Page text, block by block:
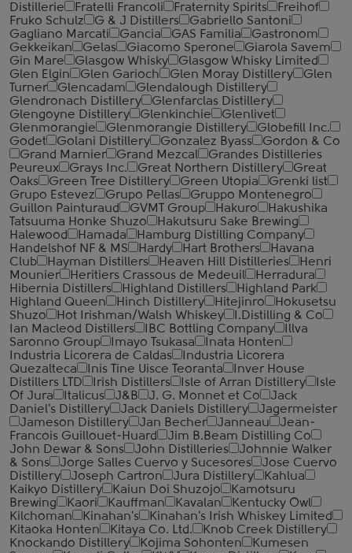
Distillerie
Fratelli ‎Francoli Fraternity Spirits
Freihof
Fruko Schulz
G & J Distillers
Gabriello Santoni
Gagliano Marcati
Gancia GAS Familia
Gastronom
Gekkeikan
Gelas Giacomo Sperone
Giarola Savem
Gin Mare
Glasgow Whisky
Glasgow Whisky Limited
Glen Elgin
Glen Garioch Glen Moray Distillery
Glen
Turner
Glencadam
Glendalough Distillery
Glendronach Distillery
Glenfarclas Distillery
Glengoyne Distillery
Glenkinchie
Glenlivet
Glenmorangie
Glenmorangie Distillery
Globefill Inc.
Godet
Golani Distillery Gonzalez Byass
Gordon & Co
Grand Marnier
Grand Mezcal
Grandes Distilleries
Peureux
Grays Inc. Great Northern Distillery
Great
Oaks
Green Tree Distillery Green Utopia
Grenki list
Grupo Estevez
Grupo Pellas
Gruppo Montenegro
Guillon Painturaud
GVMT Group Hakuro
Hakushika
Tatsuuma Honke Shuzo
Hakutsuru Sake Brewing
Halewood
Hamada
Hamburg Distilling Company
Handelshof NF & MS
Hardy Hart Brothers
Havana
Club
Hayman Distillers Heaven Hill Distilleries
Henri
Mounier
Heritiers Crassous de Medeuil
Herradura
Hibernia Distillers
Highland Distillers
Highland Park
Highland Queen
Hinch Distillery Hitejinro
Hokusetsu
Shuzo
Hot Irishman/Walsh Whiskey
I.Distilling & Co
Ian Macleod Distillers
IBC Bottling Company
Illva
Saronno Group
Imayo Tsukasa
Inata Honten
Industria Licorera de Caldas
Industria Licorera
Quezalteca
Inis Tine Uisce Teoranta
Inver House
Distillers LTD
Irish Distillers Isle of Arran Distillery
Isle
Of Jura
Italicus J&B J. G. Monnet et Co
Jack
Daniel's Distillery
Jack Daniels Distillery
Jagermeister
Jameson Distillery
Jan Becher Janneau
Jean-
Francois Guillouet-Huard
Jim B.Beam Distilling Co
John Dewar & Sons
John Distilleries
Johnnie Walker
& Sons
Jorge Salles Cuervo y Sucesores
Jose Cuervo
Distillery
Joseph Cartron Jura Distillery
Kahlua
Kaikyo Distillery
Kaiun Doi Shuzojo
Kamotsuru
Brewing
Kaori Kauffman Kavalan
Kentucky Owl
Kilchoman
Kinahan's
Kinahan's Irish Whiskey Limited
Kitaoka Honten
Kitaya Co. Ltd.
Knob Creek Distillery
Knockando Distillery
Kojima Sohonten
Kumesen